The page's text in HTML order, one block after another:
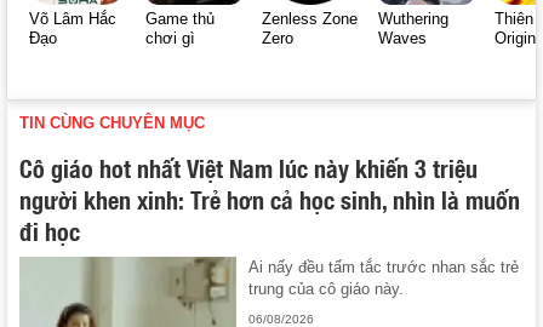
Võ Lâm Hắc
Đạo
Game thủ
chơi gì
Zenless Zone
Zero
Wuthering
Waves
Thiên
Origin
TIN CÙNG CHUYÊN MỤC
Cô giáo hot nhất Việt Nam lúc này khiến 3 triệu
người khen xinh: Trẻ hơn cả học sinh, nhìn là muốn
đi học
Ai nấy đều tấm tắc trước nhan sắc trẻ
trung của cô giáo này.
06/08/2026